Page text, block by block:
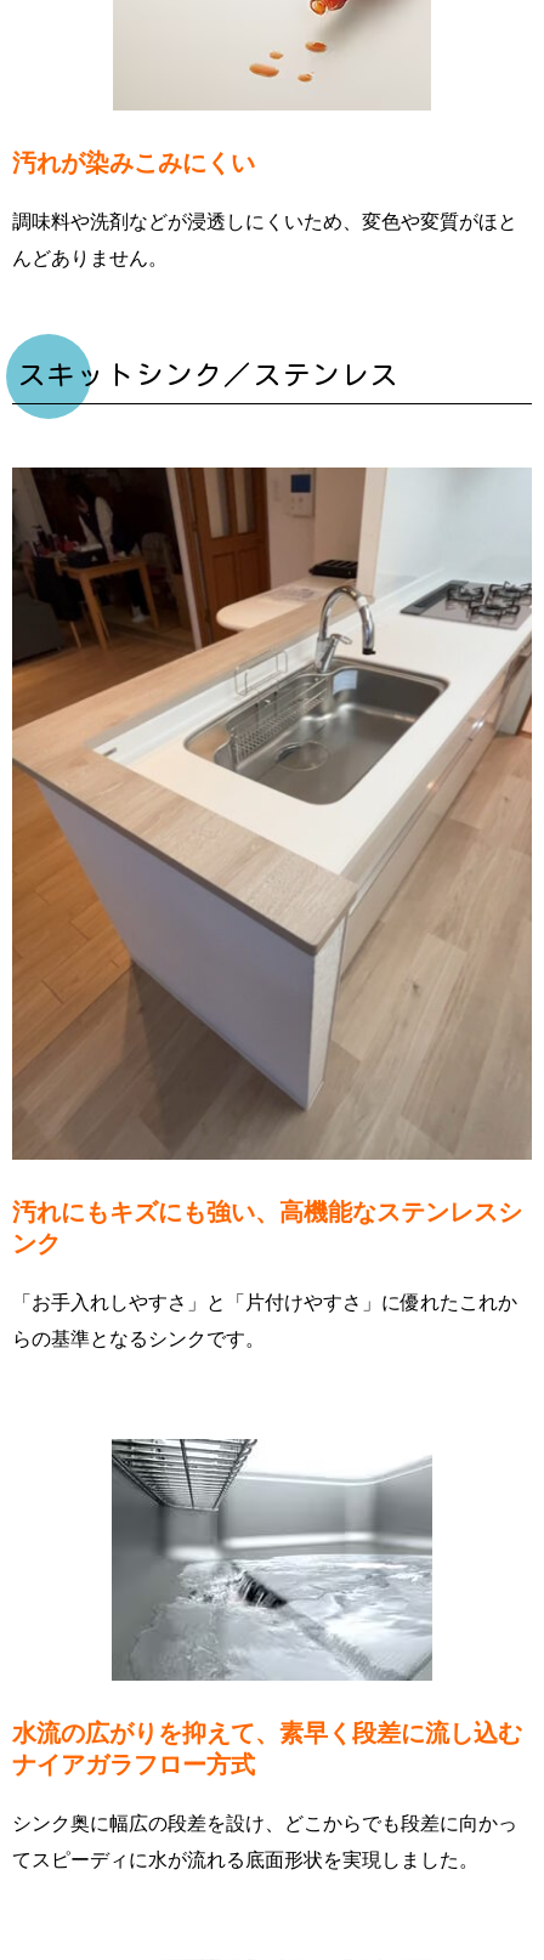
汚れが染みこみにくい
調味料や洗剤などが浸透しにくいため、変色や変質がほと
んどありません。
スキットシンク／ステンレス
汚れにもキズにも強い、高機能なステンレスシ
ンク
「お手入れしやすさ」と「片付けやすさ」に優れたこれか
らの基準となるシンクです。
水流の広がりを抑えて、素早く段差に流し込む
ナイアガラフロー方式
シンク奥に幅広の段差を設け、どこからでも段差に向かっ
てスピーディに水が流れる底面形状を実現しました。